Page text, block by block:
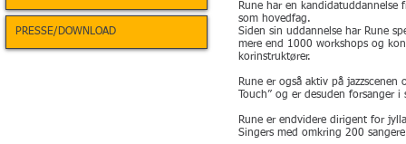
Rune har en kandidatuddannelse
som hovedfag.
Siden sin uddannelse har Rune
mere end 1000 workshops og
korinstruktører.
Rune er også aktiv på
Touch” og er desuden forsanger
Rune er endvidere dirigent for
Singers med omkring 200
PRESSE/DOWNLOAD